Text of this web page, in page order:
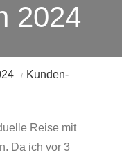
2024
Kunden-
Reise mit
Da ich vor 3